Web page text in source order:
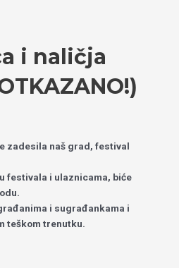
i naličja
zadesila naš grad, festival
festivala i ulaznicama, biće
i sugrađankama i
teškom trenutku.